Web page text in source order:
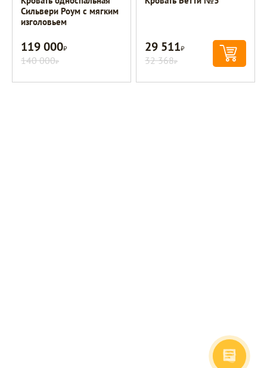
Сильвери Роум с мягким
изголовьем
119 000Р
140 000Р
29 511Р
32 368Р